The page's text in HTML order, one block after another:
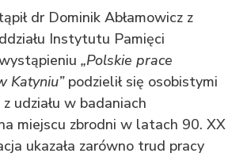
dr Dominik Abłamowicz z
Instytutu Pamięci
„Polskie prace
Katyniu”podzielił się osobistymi
udziału w badaniach
miejscu zbrodni w latach 90. XX
ukazała zarówno trud pracy